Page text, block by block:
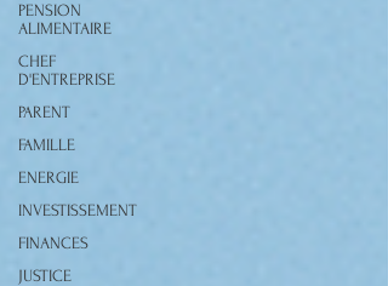
PENSION
ALIMENTAIRE
CHEF
D'ENTREPRISE
PARENT
FAMILLE
ENERGIE
INVESTISSEMENT
FINANCES
JUSTICE